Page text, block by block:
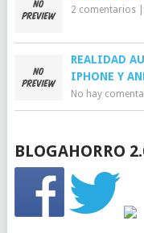
2 comentarios|
REALIDAD
IPHONE Y
No hay
BLOGAHORRO